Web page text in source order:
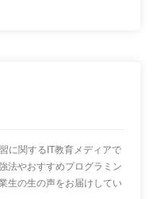
に関するIT教育メディアで
法やおすすめプログラミン
生の生の声をお届けしてい